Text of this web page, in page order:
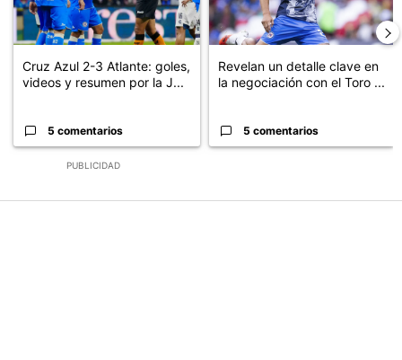
PUBLICIDAD
Cruz Azul 2-3 Atlante: goles,
videos y resumen por la J...
5 comentarios
Revelan un detalle clave en
la negociación con el Toro ...
5 comentarios